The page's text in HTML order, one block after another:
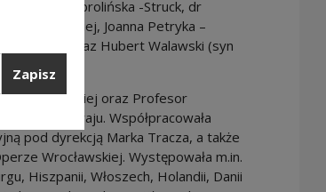
Dorota Dobrolińska -Struck, dr
Kołodziej, Joanna Petryka –
Łuczyński oraz Hubert Walawski (syn
Krakowskiej oraz Profesor
granicami kraju. Współpracowała
pod dyrekcją Marka Tracza, a także
Wrocławskiej. Występowała m.in.
Hiszpanii, Włoszech, Holandii, Danii
Zapisz